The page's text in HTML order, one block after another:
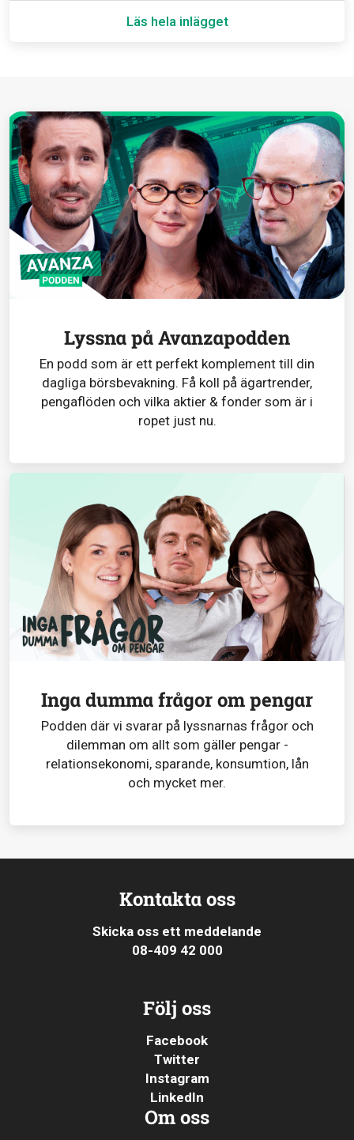
Läs hela inlägget
Lyssna på Avanzapodden
En podd som är ett perfekt komplement till din
dagliga börsbevakning. Få koll på ägartrender,
pengaflöden och vilka aktier & fonder som är i
ropet just nu.
Inga dumma frågor om pengar
Podden där vi svarar på lyssnarnas frågor och
dilemman om allt som gäller pengar -
relationsekonomi, sparande, konsumtion, lån
och mycket mer.
Kontakta oss
Skicka oss ett meddelande
08-409 42 000
Följ oss
Facebook
Twitter
Instagram
LinkedIn
Om oss